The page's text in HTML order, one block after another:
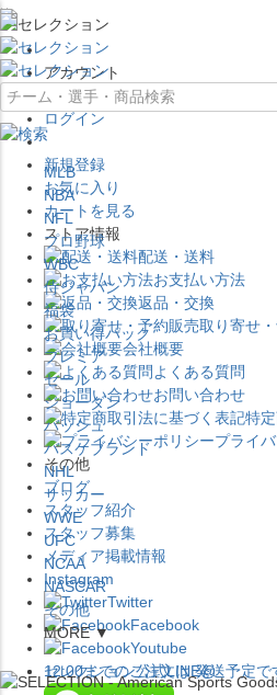
×
アカウント
ログイン
新規登録
お気に入り
カートを見る
ストア情報
配送・送料
お支払い方法
返品・交換
取り寄せ
会社概要
よくある質問
お問い合わせ
特
プライ
その他
ブログ
スタッフ紹介
スタッフ募集
メディア掲載情報
Instagram
Twitter
Facebook
Youtube
セレクション公式LINE@
MLB
NBA
NFL
プロ野球
WBC
侍ジャパン
福袋
お買い得パック
プレミア
セール
ジョーダン
バッシュ
バスケブランド
NHL
サッカー
WWE
UFC
NCAA
NASCAR
その他
MORE ▼
12:00までのご注文は発送予定で